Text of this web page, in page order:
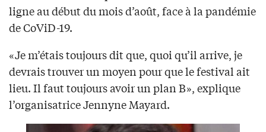
ligne au début du mois d’août, face à la pandémie
de CoViD-19.
«Je m’étais toujours dit que, quoi qu’il arrive, je
devrais trouver un moyen pour que le festival ait
lieu. Il faut toujours avoir un plan B», explique
l’organisatrice Jennyne Mayard.